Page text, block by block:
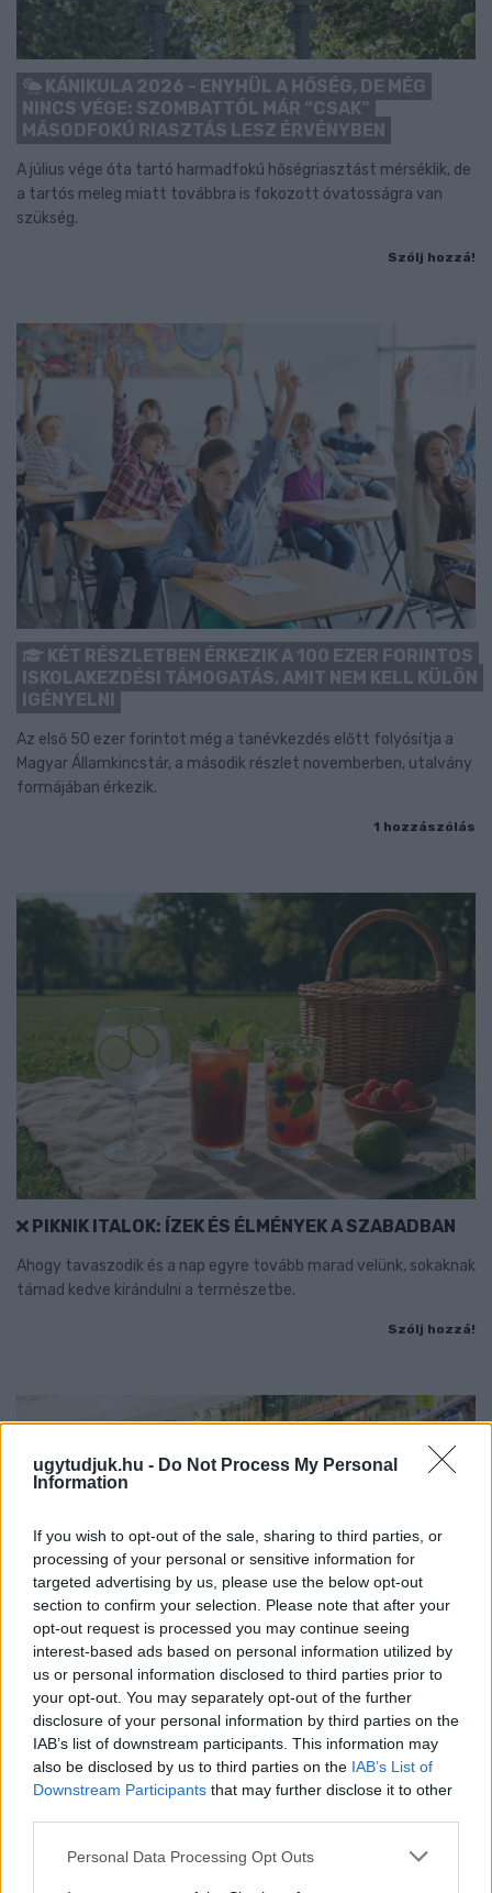
ugytudjuk.hu - Do Not Process My Personal
Information
If you wish to opt-out of the sale, sharing to third parties, or
processing of your personal or sensitive information for
targeted advertising by us, please use the below opt-out
section to confirm your selection. Please note that after your
opt-out request is processed you may continue seeing
interest-based ads based on personal information utilized by
us or personal information disclosed to third parties prior to
your opt-out. You may separately opt-out of the further
disclosure of your personal information by third parties on the
IAB’s list of downstream participants. This information may
also be disclosed by us to third parties on the IAB’s List of
Downstream Participants that may further disclose it to other
Please note that this website/app uses one or more Google
Personal Data Processing Opt Outs
KÁNIKULA 2026 - ENYHÜL A HŐSÉG, DE MÉG
NINCS VÉGE: SZOMBATTÓL MÁR “CSAK”
MÁSODFOKÚ RIASZTÁS LESZ ÉRVÉNYBEN
A július vége óta tartó harmadfokú hőségriasztást mérséklik, de
a tartós meleg miatt továbbra is fokozott óvatosságra van
szükség.
Szólj hozzá!
KÉT RÉSZLETBEN ÉRKEZIK A 100 EZER FORINTOS
ISKOLAKEZDÉSI TÁMOGATÁS, AMIT NEM KELL KÜLÖN
IGÉNYELNI
Az első 50 ezer forintot még a tanévkezdés előtt folyósítja a
Magyar Államkincstár, a második részlet novemberben, utalvány
formájában érkezik.
1 hozzászólás
PIKNIK ITALOK: ÍZEK ÉS ÉLMÉNYEK A SZABADBAN
Ahogy tavaszodik és a nap egyre tovább marad velünk, sokaknak
támad kedve kirándulni a természetbe.
Szólj hozzá!
ÖRÖMHÍR: TÍZ ÉVE NEM VOLT ILYEN ALACSONY AZ
INFLÁCIÓ MAGYARORSZÁGON
Júliusban mindössze 1,2 százalékkal emelkedtek éves
összevetésben a fogyasztói árak, miközben az élelmiszerek ára
már csökkent.
Szólj hozzá!